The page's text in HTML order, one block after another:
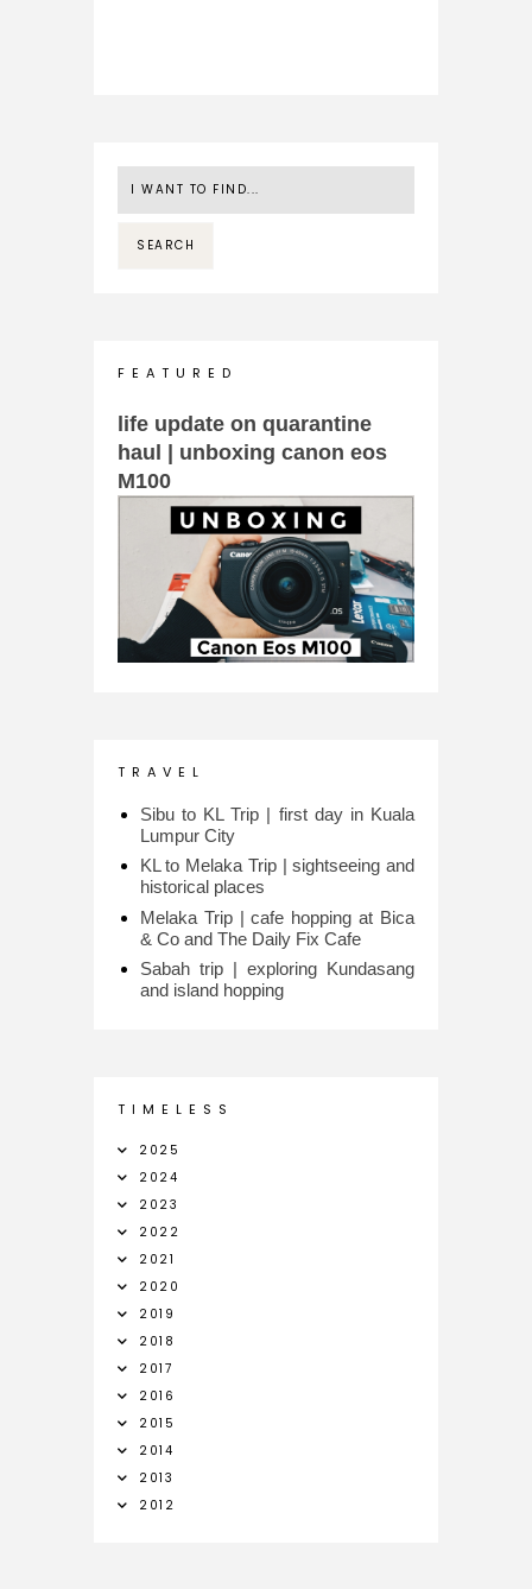
F E A T U R E D
life update on quarantine
haul | unboxing canon eos
M100
T R A V E L
Sibu to KL Trip | first day in Kuala
Lumpur City
KL to Melaka Trip | sightseeing and
historical places
Melaka Trip | cafe hopping at Bica
& Co and The Daily Fix Cafe
Sabah trip | exploring Kundasang
and island hopping
T I M E L E S S
2025
2024
2023
2022
2021
2020
2019
2018
2017
2016
2015
2014
2013
2012